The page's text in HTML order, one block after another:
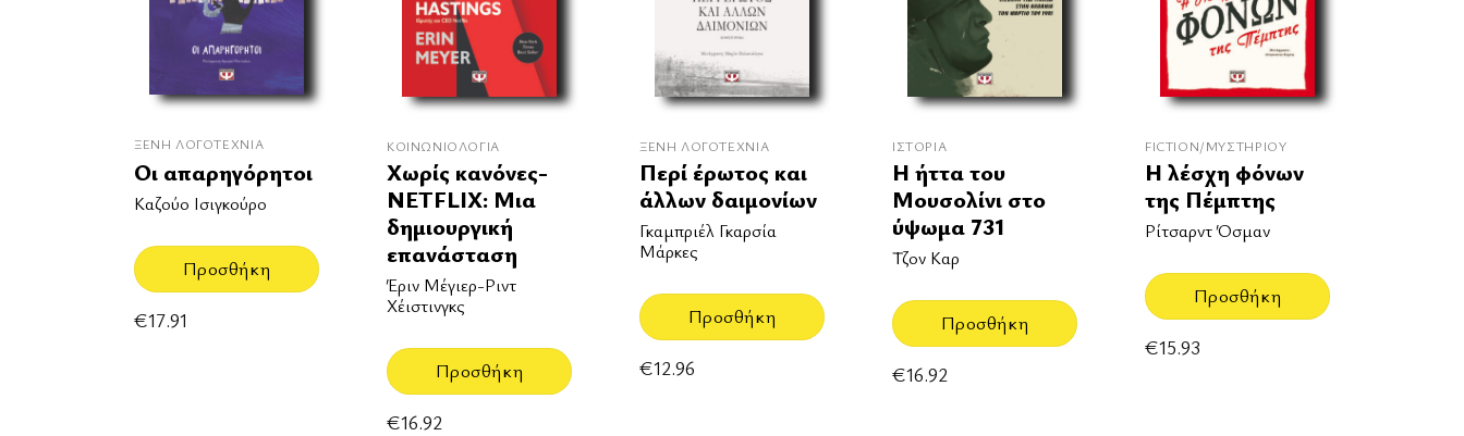
ΞΈΝΗ ΛΟΓΟΤΕΧΝΊΑ
Οι απαρηγόρητοι
Καζούο Ισιγκούρο
Προσθήκη
€17.91
ΚΟΙΝΩΝΙΟΛΟΓΊΑ
Χωρίς κανόνες-
NETFLIX: Μια
δημιουργική
επανάσταση
Έριν Μέγιερ-Ριντ
Χέιστινγκς
Προσθήκη
€16.92
ΞΈΝΗ ΛΟΓΟΤΕΧΝΊΑ
Περί έρωτος και
άλλων δαιμονίων
Γκαμπριέλ Γκαρσία
Μάρκες
Προσθήκη
€12.96
ΙΣΤΟΡΊΑ
Η ήττα του
Μουσολίνι στο
ύψωμα 731
Τζον Καρ
Προσθήκη
€16.92
FICTION/ΜΥΣΤΗΡΊΟΥ
Η λέσχη φόνων
της Πέμπτης
Ρίτσαρντ Όσμαν
Προσθήκη
€15.93